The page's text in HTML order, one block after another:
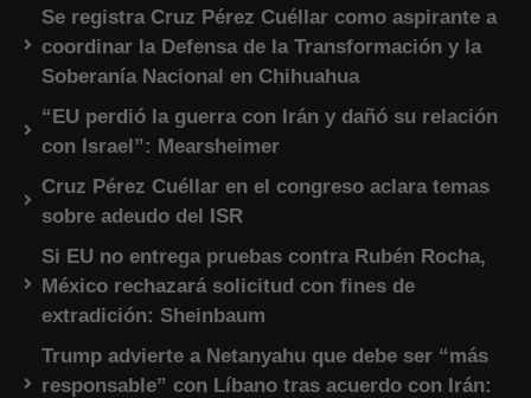
Se registra Cruz Pérez Cuéllar como aspirante a
coordinar la Defensa de la Transformación y la
Soberanía Nacional en Chihuahua
“EU perdió la guerra con Irán y dañó su relación
con Israel”: Mearsheimer
Cruz Pérez Cuéllar en el congreso aclara temas
sobre adeudo del ISR
Si EU no entrega pruebas contra Rubén Rocha,
México rechazará solicitud con fines de
extradición: Sheinbaum
Trump advierte a Netanyahu que debe ser “más
responsable” con Líbano tras acuerdo con Irán: